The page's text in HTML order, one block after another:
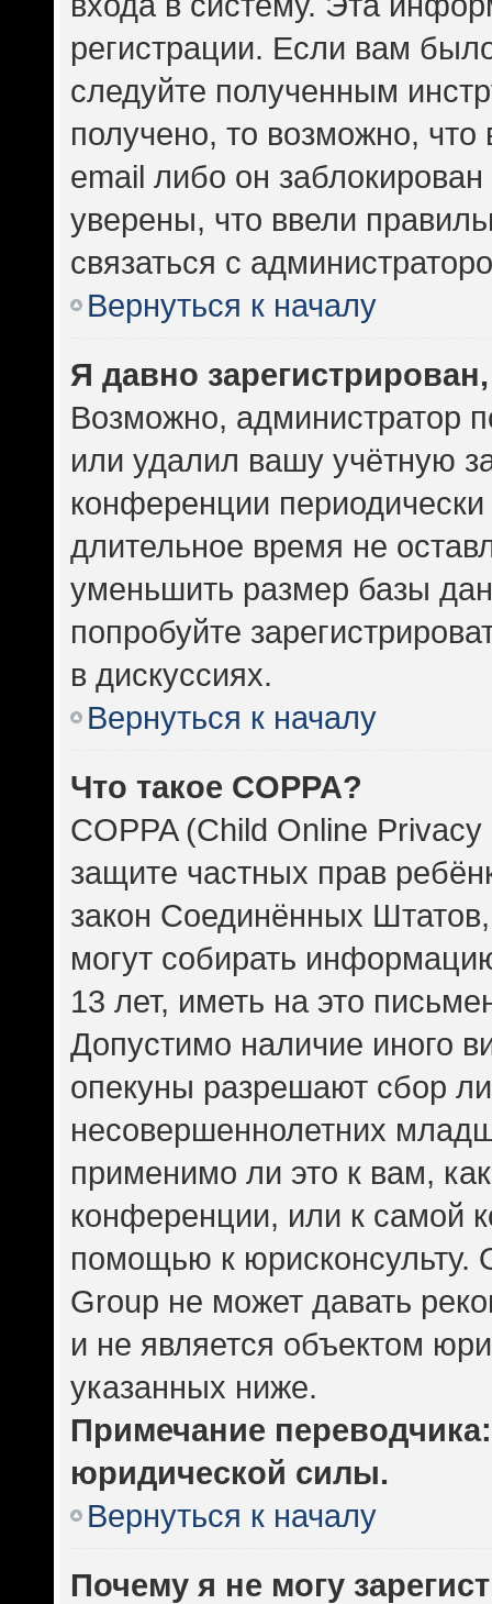
регистрации. Если вам
следуйте полученным
получено, то возможно,
email либо он
уверены, что ввели
связаться с
Вернуться к началу
Я давно
Возможно, администратор
или удалил вашу учётную
конференции
длительное время не
уменьшить размер базы
попробуйте
в дискуссиях.
Вернуться к началу
Что такое COPPA?
COPPA (Child Online
защите частных прав
закон Соединённых
могут собирать
13 лет, иметь на это
Допустимо наличие иного
опекуны разрешают сбор
несовершеннолетних
применимо ли это к вам,
конференции, или к самой
помощью к юрисконсульту.
Group не может давать
и не является объектом
указанных ниже.
Примечание
юридической силы.
Вернуться к началу
Почему я не могу